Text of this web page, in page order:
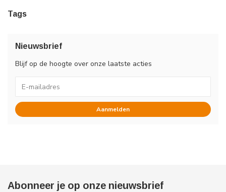
Tags
Nieuwsbrief
Blijf op de hoogte over onze laatste acties
Aanmelden
Abonneer je op onze nieuwsbrief